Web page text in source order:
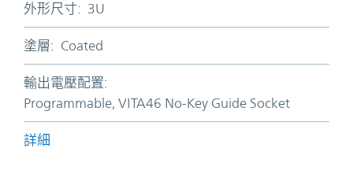
外形尺寸: 3U
塗層: Coated
輸出電壓配置:
Programmable, VITA46 No-Key Guide Socket
詳細